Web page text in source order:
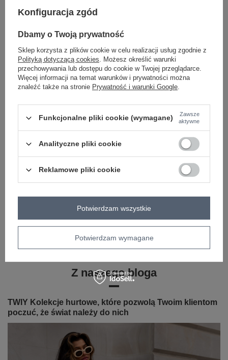
Zadzwoń+48 601 547 740
Kod produktu
RV-SK-5832.18X
Marka
RUE PARIS
dekolt
okrągły
wzór
dominujący
gładki
midi
okazja
codzienne
ZWROTY I WYMIANA
ZAKŁADKA KOSZTY WYSYŁKI
Z naszego bloga
TWIY Kolekcje hurtowe, które pozwolą Twoim klientom
poczuć, że świat należy do nich
Konfiguracja zgód
Dbamy o Twoją prywatność
Sklep korzysta z plików cookie w celu realizacji usług zgodnie z
Polityką dotyczącą cookies. Możesz określić warunki
przechowywania lub dostępu do cookie w Twojej przeglądarce.
Więcej informacji na temat warunków i prywatności można
znaleźć także na stronie Prywatność i warunki Google.
Funkcjonalne pliki cookie (wymagane)
Zawsze
aktywne
Analityczne pliki cookie
Reklamowe pliki cookie
Potwierdzam wymagane
Potwierdzam wszystkie